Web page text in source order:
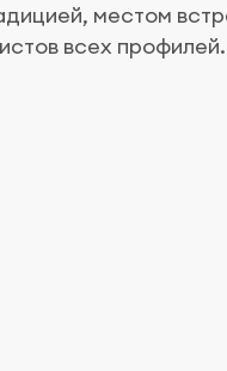
местом
всех профилей.